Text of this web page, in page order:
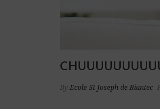
By Ecole St Joseph de Riantec